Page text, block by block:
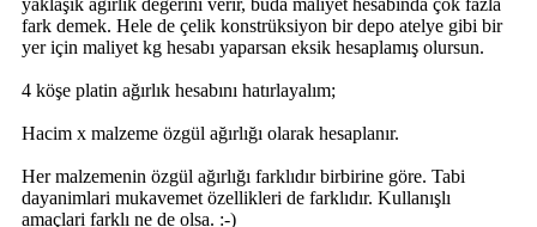
yaklaşık ağırlık değerini verir, buda maliyet hesabında çok fazla
fark demek. Hele de çelik konstrüksiyon bir depo atelye gibi bir
yer için maliyet kg hesabı yaparsan eksik hesaplamış olursun.
4 köşe platin ağırlık hesabını hatırlayalım;
Hacim x malzeme özgül ağırlığı olarak hesaplanır.
Her malzemenin özgül ağırlığı farklıdır birbirine göre. Tabi
dayanimlari mukavemet özellikleri de farklıdır. Kullanışlı
amaçlari farklı ne de olsa. :-)